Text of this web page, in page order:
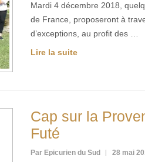
Mardi 4 décembre 2018,
de France, proposeront à
d’exceptions, au profit des …
Lire la suite
Cap sur la
Futé
Par Epicurien du Sud 28 mai